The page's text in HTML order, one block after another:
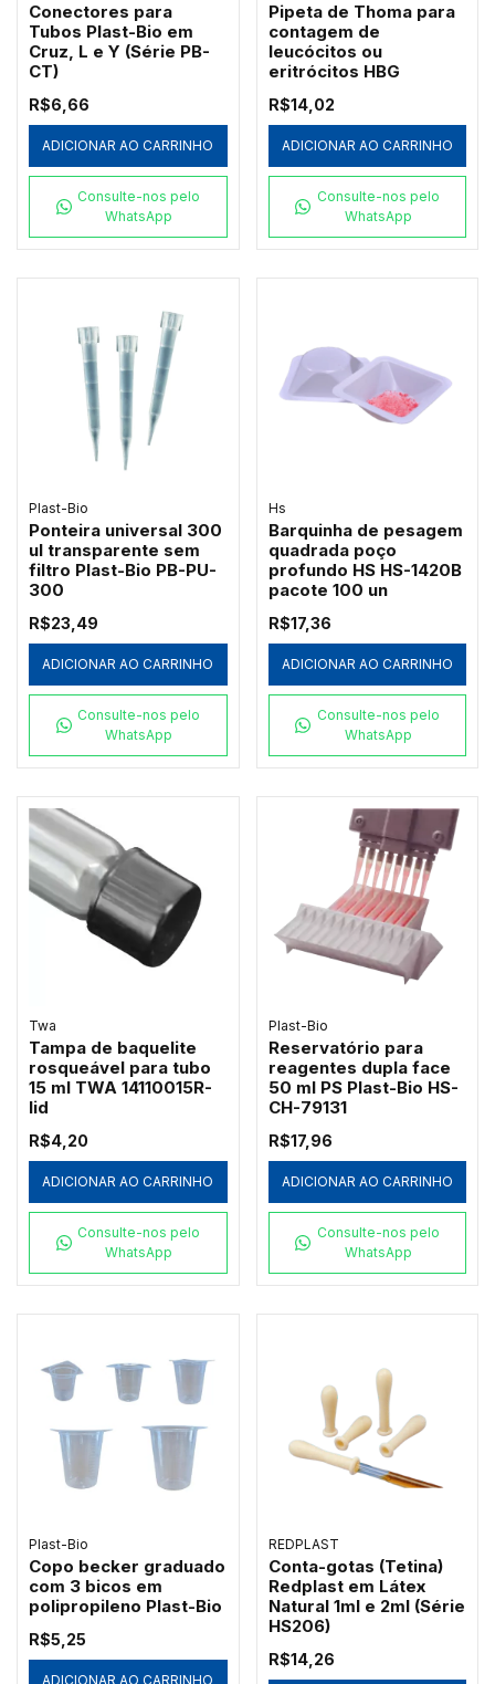
Conectores para
Tubos Plast-Bio em
Cruz, L e Y (Série PB-
CT)
R$6,66
ADICIONAR AO CARRINHO
Consulte-nos pelo
WhatsApp
Pipeta de Thoma para
contagem de
leucócitos ou
eritrócitos HBG
R$14,02
ADICIONAR AO CARRINHO
Consulte-nos pelo
WhatsApp
Plast-Bio
Ponteira universal 300
ul transparente sem
filtro Plast-Bio PB-PU-
300
R$23,49
ADICIONAR AO CARRINHO
Consulte-nos pelo
WhatsApp
Hs
Barquinha de pesagem
quadrada poço
profundo HS HS-1420B
pacote 100 un
R$17,36
ADICIONAR AO CARRINHO
Consulte-nos pelo
WhatsApp
Twa
Tampa de baquelite
rosqueável para tubo
15 ml TWA 14110015R-
lid
R$4,20
ADICIONAR AO CARRINHO
Consulte-nos pelo
WhatsApp
Plast-Bio
Reservatório para
reagentes dupla face
50 ml PS Plast-Bio HS-
CH-79131
R$17,96
ADICIONAR AO CARRINHO
Consulte-nos pelo
WhatsApp
Plast-Bio
Copo becker graduado
com 3 bicos em
polipropileno Plast-Bio
R$5,25
ADICIONAR AO CARRINHO
REDPLAST
Conta-gotas (Tetina)
Redplast em Látex
Natural 1ml e 2ml (Série
HS206)
R$14,26